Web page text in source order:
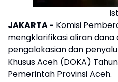
Ist
JAKARTA - Komisi
mengklarifikasi aliran dana
pengalokasian dan
Khusus Aceh (DOKA)
Pemerintah Provinsi Aceh.